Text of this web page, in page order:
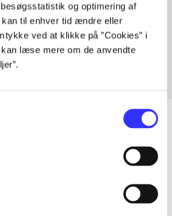
og optimering af
kan til enhver tid ændre eller
ved at klikke på ”Cookies” i
læse mere om de anvendte
emner